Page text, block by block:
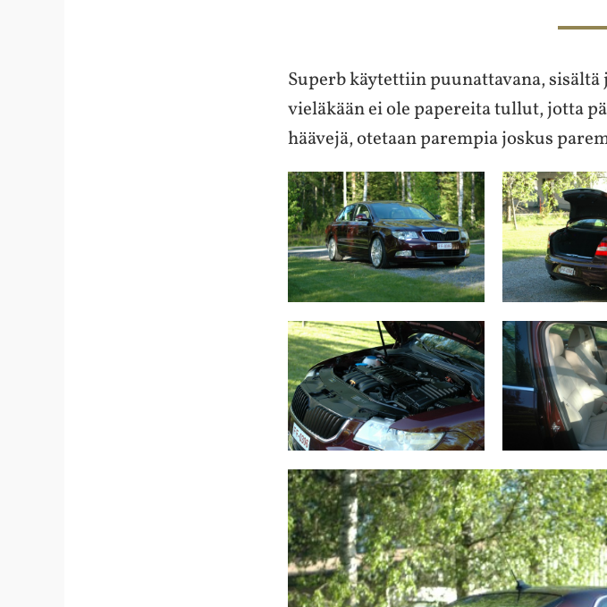
Superb käytettiin puunattavana,
vieläkään ei ole papereita tullut, jotta
häävejä, otetaan parempia joskus